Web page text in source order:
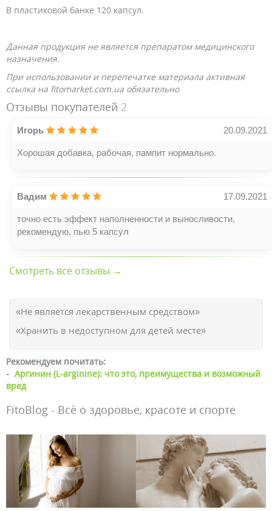
В пластиковой банке 120 капсул.
Данная продукция не является препаратом медицинского
назначения.
При использовании и перепечатке материала активная
ссылка на fitomarket.com.ua обязательно
Отзывы покупателей 2
Игорь 20.09.2021
Хорошая добавка, рабочая, пампит нормально.
Вадим 17.09.2021
точно есть эффект наполненности и выносливости,
рекомендую, пью 5 капсул
Смотреть все отзывы →
«Не является лекарственным средством»
«Хранить в недоступном для детей месте»
Рекомендуем почитать:
- Аргинин (L-arginine): что это, преимущества и возможный
вред
FitoBlog - Всё о здоровье, красоте и спорте